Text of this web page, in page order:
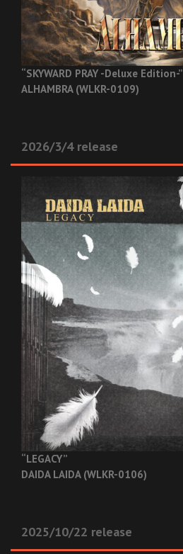
“SKYWARD PRAY -Deluxe Edition-”
ALHAMBRA (WLKR-0109)
2026/3/4 release
“LEGACY”
DAIDA LAIDA (WLKR-0106)
2025/10/22 release